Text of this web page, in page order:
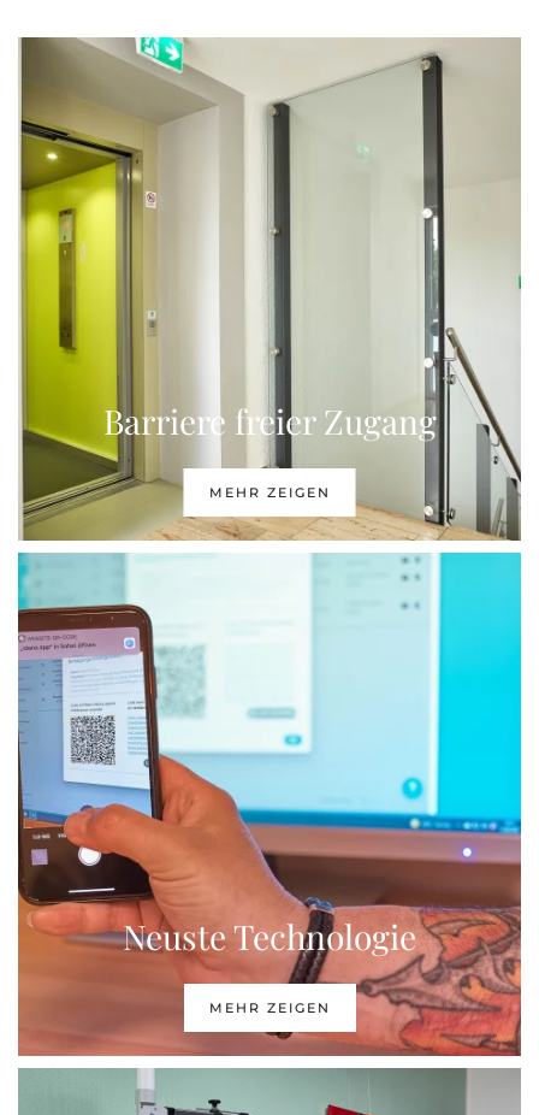
Barriere freier Zugang
MEHR ZEIGEN
Neuste Technologie
MEHR ZEIGEN